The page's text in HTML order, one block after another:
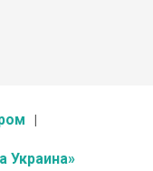
Украина»